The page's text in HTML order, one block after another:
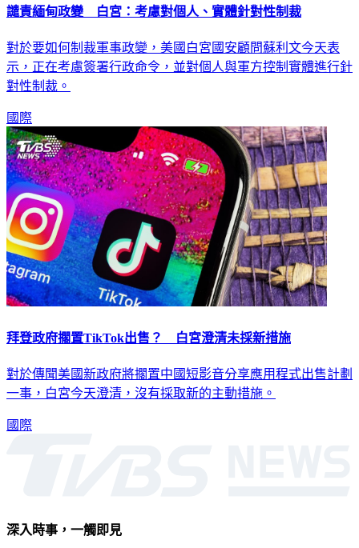
譴責緬甸政變 白宮：考慮對個人、實體針對性制裁
對於要如何制裁軍事政變，美國白宮國安顧問蘇利文今天表
示，正在考慮簽署行政命令，並對個人與軍方控制實體進行針
對性制裁。
國際
拜登政府擱置TikTok出售？ 白宮澄清未採新措施
對於傳聞美國新政府將擱置中國短影音分享應用程式出售計劃
一事，白宮今天澄清，沒有採取新的主動措施。
國際
深入時事，一觸即見